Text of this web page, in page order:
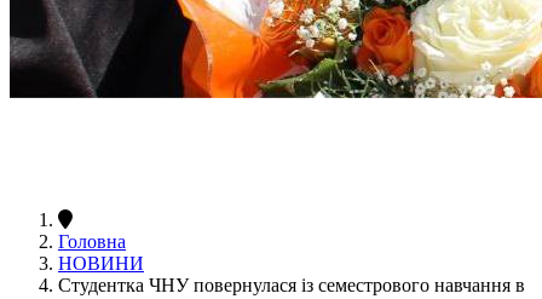
Головна
НОВИНИ
Студентка ЧНУ повернулася із семестрового навчання в